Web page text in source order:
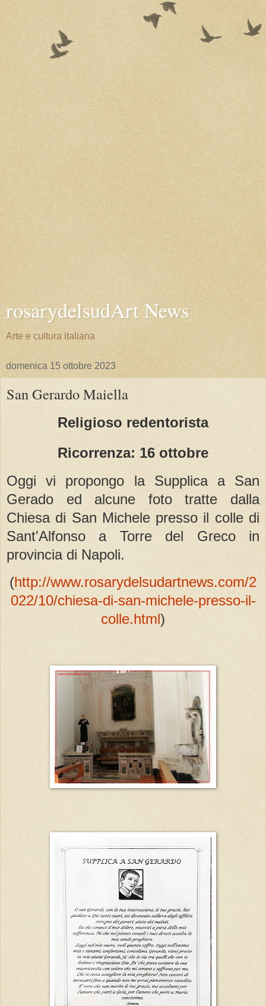
rosarydelsudArt News
Arte e cultura italiana
domenica 15 ottobre 2023
San Gerardo Maiella
Religioso redentorista
Ricorrenza: 16 ottobre
Oggi vi propongo la Supplica a San
Gerado ed alcune foto tratte dalla
Chiesa di San Michele presso il colle di
Sant'Alfonso a Torre del Greco in
provincia di Napoli.
(http://www.rosarydelsudartnews.com/2
022/10/chiesa-di-san-michele-presso-il-
colle.html)